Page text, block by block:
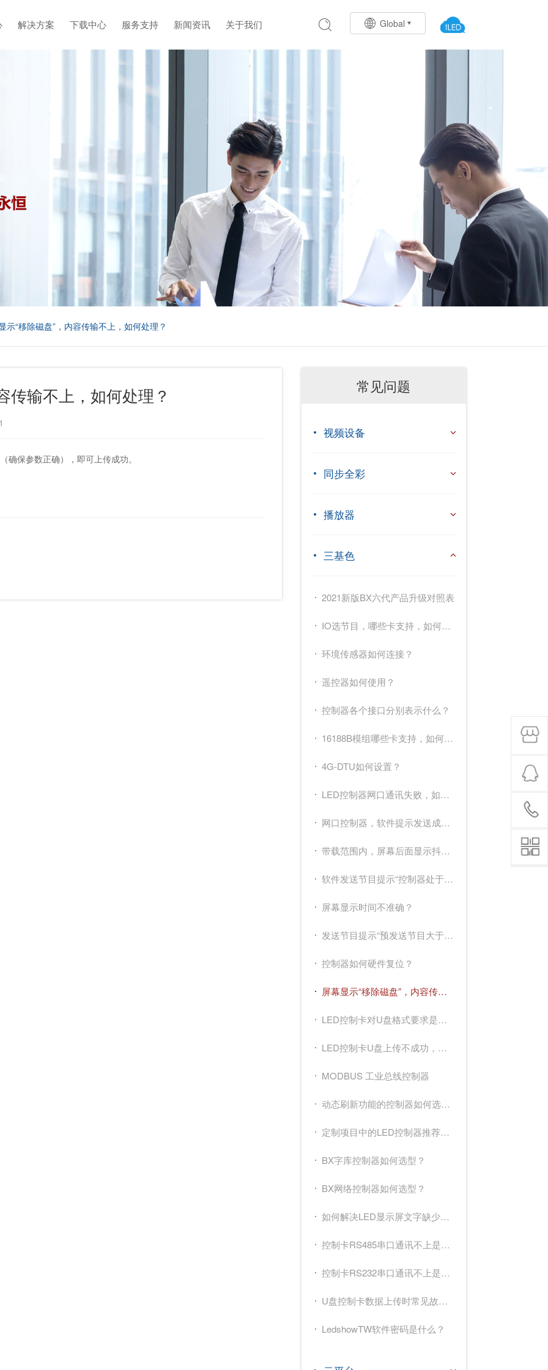
解决方案 下载中心 服务支持 新闻资讯 关于我们 Global
示“移除磁盘”，内容传输不上，如何处理？
传输不上，如何处理？
确保参数正确），即可上传成功。
常见问题
视频设备
同步全彩
播放器
三基色
2021新版BX六代产品升级对照表
IO选节目，哪些卡支持，如何操作？
环境传感器如何连接？
遥控器如何使用？
控制器各个接口分别表示什么？
16188B模组哪些卡支持，如何设置？
4G-DTU如何设置？
LED控制器网口通讯失败，如何解决？
网口控制器，软件提示发送成功，但是屏幕显示“请加节目”，如何处理？
带载范围内，屏幕后面显示抖动，如何解决？
软件发送节目提示“控制器处于复位状态”，如何处理？
屏幕显示时间不准确？
发送节目提示“预发送节目大于当前节目0KB”如何解决？
控制器如何硬件复位？
屏幕显示“移除磁盘”，内容传输不上，如何处理？
LED控制卡对U盘格式要求是什么？
LED控制卡U盘上传不成功，提示“@……”字样，如何解决？
MODBUS 工业总线控制器
动态刷新功能的控制器如何选型？
定制项目中的LED控制器推荐选型原则
BX字库控制器如何选型？
BX网络控制器如何选型？
如何解决LED显示屏文字缺少笔画？
控制卡RS485串口通讯不上是哪些原因造成？
控制卡RS232串口通讯不上是哪些原因造成？
U盘控制卡数据上传时常见故障现象及原因？
LedshowTW软件密码是什么？